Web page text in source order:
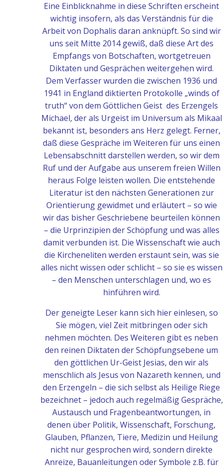
Eine Einblicknahme in diese Schriften erscheint
wichtig insofern, als das Verständnis für die
Arbeit von Dophalis daran anknüpft. So sind wir
uns seit Mitte 2014 gewiß, daß diese Art des
Empfangs von Botschaften, wortgetreuen
Diktaten und Gesprächen weitergehen wird.
Dem Verfasser wurden die zwischen 1936 und
1941 in England diktierten Protokolle „winds of
truth“ von dem Göttlichen Geist des Erzengels
Michael, der als Urgeist im Universum als Mikaal
bekannt ist, besonders ans Herz gelegt. Ferner,
daß diese Gespräche im Weiteren für uns einen
Lebensabschnitt darstellen werden, so wir dem
Ruf und der Aufgabe aus unserem freien Willen
heraus Folge leisten wollen. Die entstehende
Literatur ist den nächsten Generationen zur
Orientierung gewidmet und erläutert – so wie
wir das bisher Geschriebene beurteilen können
– die Urprinzipien der Schöpfung und was alles
damit verbunden ist. Die Wissenschaft wie auch
die Kircheneliten werden erstaunt sein, was sie
alles nicht wissen oder schlicht – so sie es wissen
– den Menschen unterschlagen und, wo es
hinführen wird.
Der geneigte Leser kann sich hier einlesen, so
Sie mögen, viel Zeit mitbringen oder sich
nehmen möchten. Des Weiteren gibt es neben
den reinen Diktaten der Schöpfungsebene um
den göttlichen Ur-Geist Jesias, den wir als
menschlich als Jesus von Nazareth kennen, und
den Erzengeln – die sich selbst als Heilige Riege
bezeichnet – jedoch auch regelmäßig Gespräche,
Austausch und Fragenbeantwortungen, in
denen über Politik, Wissenschaft, Forschung,
Glauben, Pflanzen, Tiere, Medizin und Heilung
nicht nur gesprochen wird, sondern direkte
Anreize, Bauanleitungen oder Symbole z.B. für